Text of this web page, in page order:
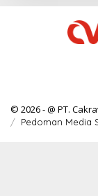
© 2026 - @ PT.
Pedoman Media